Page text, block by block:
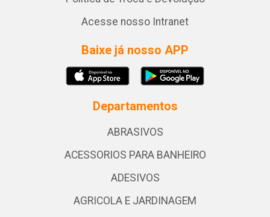
Acesse nosso Intranet
Baixe já nosso APP
Departamentos
ABRASIVOS
ACESSORIOS PARA BANHEIRO
ADESIVOS
AGRICOLA E JARDINAGEM